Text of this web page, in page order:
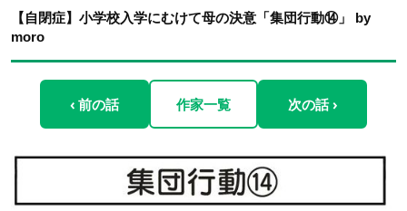
【自閉症】小学校入学にむけて母の決意「集団行動⑭」 by
moro
‹ 前の話 作家一覧 次の話 ›